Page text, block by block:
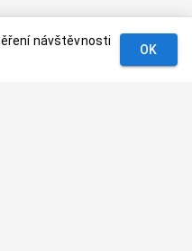
návštěvnosti
OK